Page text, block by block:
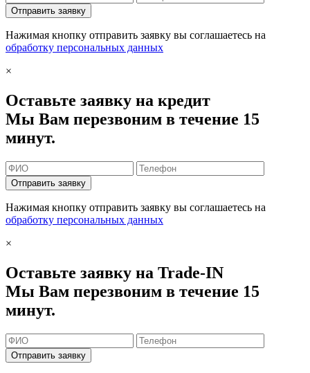
Отправить заявку
Нажимая кнопку отправить заявку вы соглашаетесь на
обработку персональных данных
×
Оставьте заявку на кредит
Мы Вам перезвоним в течение 15
минут.
Отправить заявку
Нажимая кнопку отправить заявку вы соглашаетесь на
обработку персональных данных
×
Оставьте заявку на Trade-IN
Мы Вам перезвоним в течение 15
минут.
Отправить заявку